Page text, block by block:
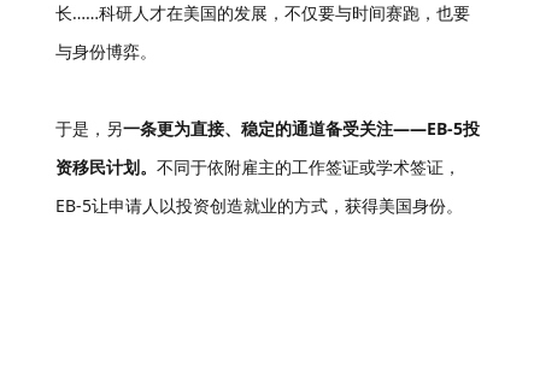
长……科研人才在美国的发展，不仅要与时间赛跑，也要
与身份博弈。
于是，另一条更为直接、稳定的通道备受关注——EB-5投
资移民计划。 不同于依附雇主的工作签证或学术签证，
EB-5让申请人以投资创造就业的方式，获得美国身份。